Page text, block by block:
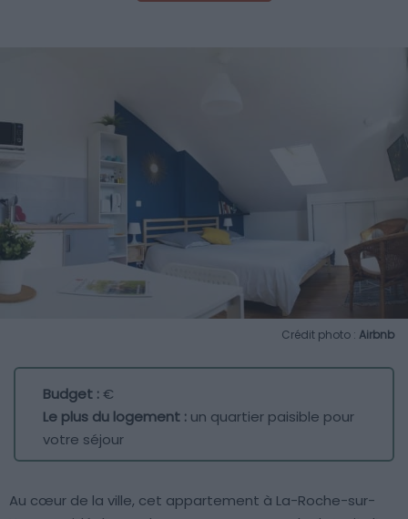
Crédit photo : Airbnb
Budget :€
Le plus du logement : un quartier paisible pour
votre séjour
Au cœur de la ville, cet appartement à La-Roche-sur-